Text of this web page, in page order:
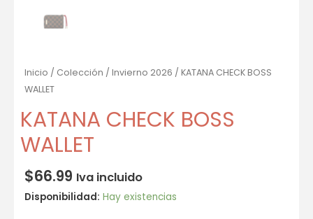
Inicio / Colección / Invierno 2026 / KATANA CHECK BOSS
WALLET
KATANA CHECK BOSS
WALLET
$66.99 Iva incluido
Disponibilidad: Hay existencias